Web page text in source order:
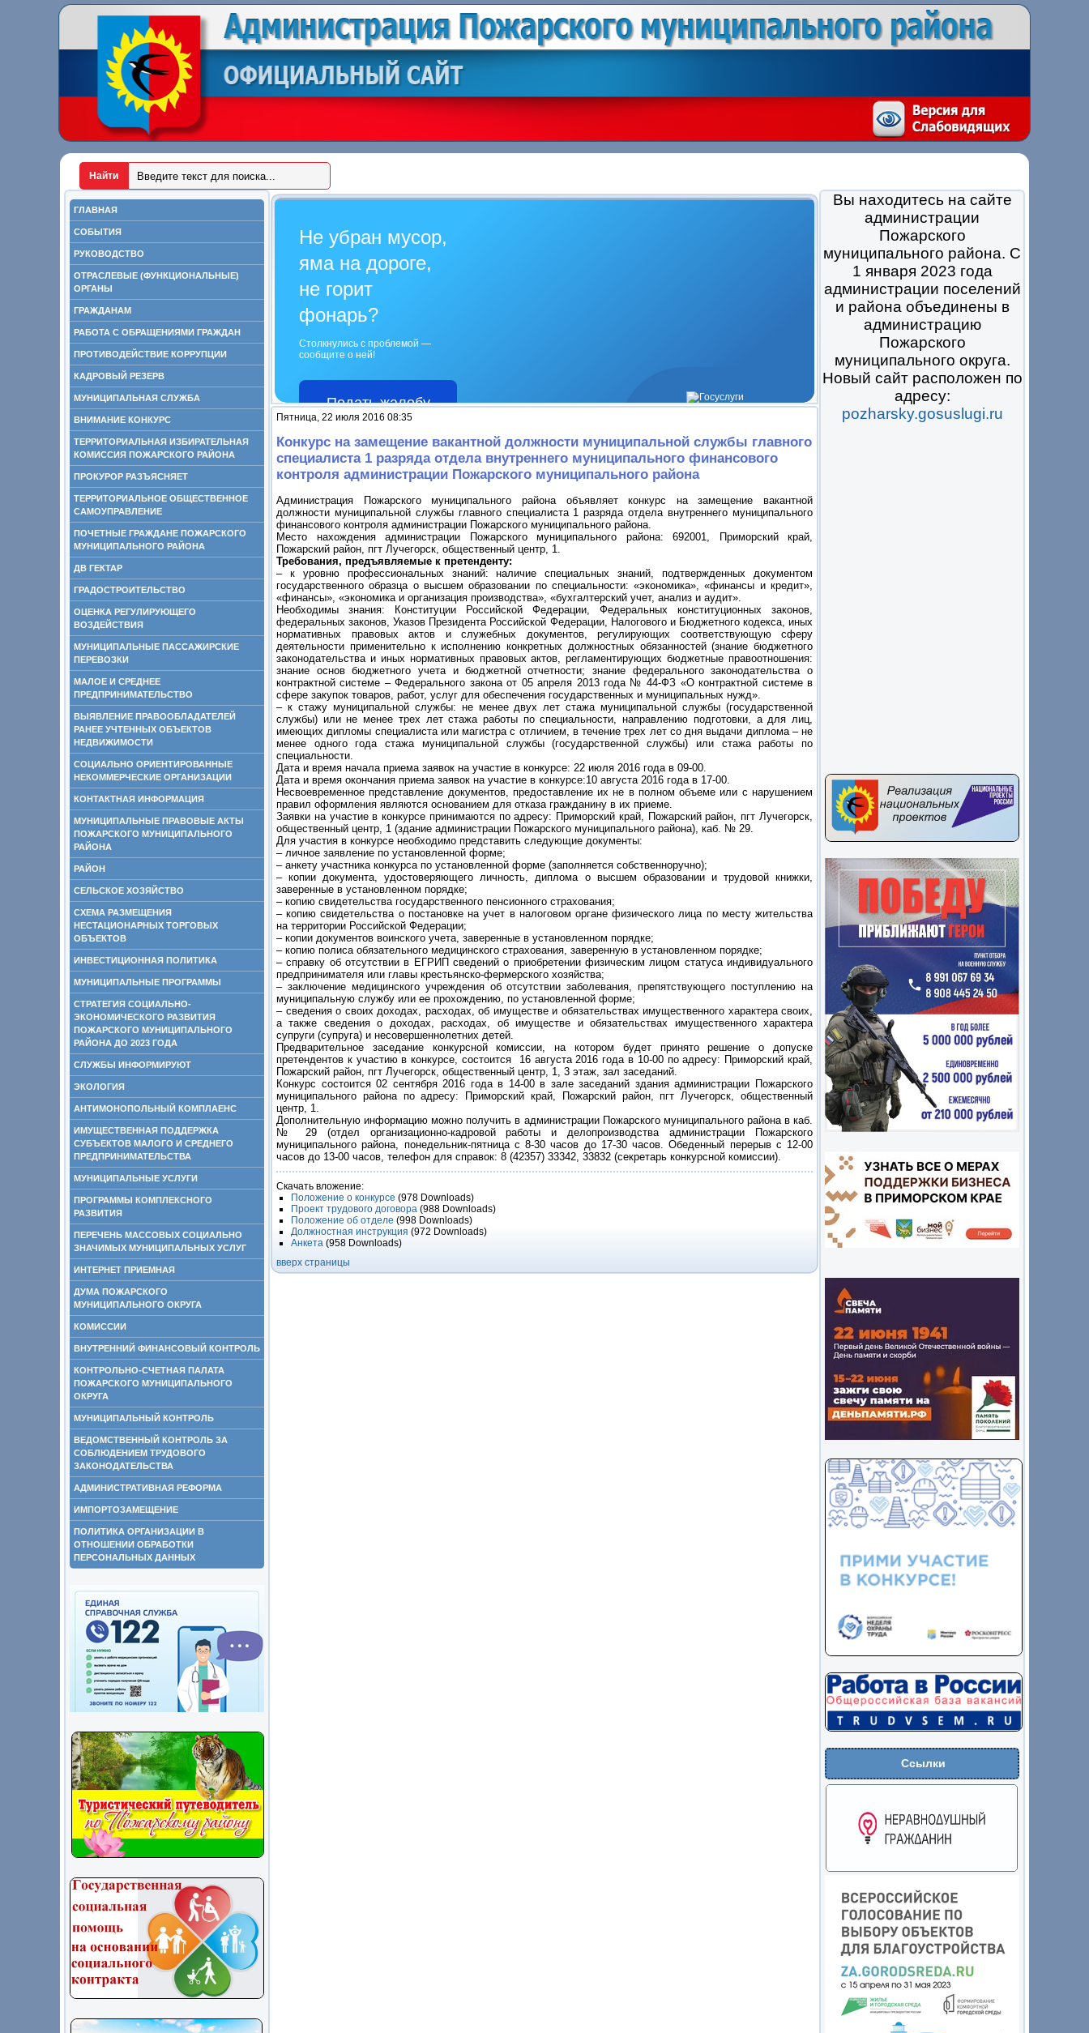
ГЛАВНАЯ
СОБЫТИЯ
РУКОВОДСТВО
ОТРАСЛЕВЫЕ (ФУНКЦИОНАЛЬНЫЕ)
ОРГАНЫ
ГРАЖДАНАМ
РАБОТА С ОБРАЩЕНИЯМИ ГРАЖДАН
ПРОТИВОДЕЙСТВИЕ КОРРУПЦИИ
КАДРОВЫЙ РЕЗЕРВ
МУНИЦИПАЛЬНАЯ СЛУЖБА
ВНИМАНИЕ КОНКУРС
ТЕРРИТОРИАЛЬНАЯ ИЗБИРАТЕЛЬНАЯ
КОМИССИЯ ПОЖАРСКОГО РАЙОНА
ПРОКУРОР РАЗЪЯСНЯЕТ
ТЕРРИТОРИАЛЬНОЕ ОБЩЕСТВЕННОЕ
САМОУПРАВЛЕНИЕ
ПОЧЕТНЫЕ ГРАЖДАНЕ ПОЖАРСКОГО
МУНИЦИПАЛЬНОГО РАЙОНА
ДВ ГЕКТАР
ГРАДОСТРОИТЕЛЬСТВО
ОЦЕНКА РЕГУЛИРУЮЩЕГО
ВОЗДЕЙСТВИЯ
МУНИЦИПАЛЬНЫЕ ПАССАЖИРСКИЕ
ПЕРЕВОЗКИ
МАЛОЕ И СРЕДНЕЕ
ПРЕДПРИНИМАТЕЛЬСТВО
ВЫЯВЛЕНИЕ ПРАВООБЛАДАТЕЛЕЙ
РАНЕЕ УЧТЕННЫХ ОБЪЕКТОВ
НЕДВИЖИМОСТИ
СОЦИАЛЬНО ОРИЕНТИРОВАННЫЕ
НЕКОММЕРЧЕСКИЕ ОРГАНИЗАЦИИ
КОНТАКТНАЯ ИНФОРМАЦИЯ
МУНИЦИПАЛЬНЫЕ ПРАВОВЫЕ АКТЫ
ПОЖАРСКОГО МУНИЦИПАЛЬНОГО
РАЙОНА
РАЙОН
СЕЛЬСКОЕ ХОЗЯЙСТВО
СХЕМА РАЗМЕЩЕНИЯ
НЕСТАЦИОНАРНЫХ ТОРГОВЫХ
ОБЪЕКТОВ
ИНВЕСТИЦИОННАЯ ПОЛИТИКА
МУНИЦИПАЛЬНЫЕ ПРОГРАММЫ
СТРАТЕГИЯ СОЦИАЛЬНО-
ЭКОНОМИЧЕСКОГО РАЗВИТИЯ
ПОЖАРСКОГО МУНИЦИПАЛЬНОГО
РАЙОНА ДО 2023 ГОДА
СЛУЖБЫ ИНФОРМИРУЮТ
ЭКОЛОГИЯ
АНТИМОНОПОЛЬНЫЙ КОМПЛАЕНС
ИМУЩЕСТВЕННАЯ ПОДДЕРЖКА
СУБЪЕКТОВ МАЛОГО И СРЕДНЕГО
ПРЕДПРИНИМАТЕЛЬСТВА
МУНИЦИПАЛЬНЫЕ УСЛУГИ
ПРОГРАММЫ КОМПЛЕКСНОГО
РАЗВИТИЯ
ПЕРЕЧЕНЬ МАССОВЫХ СОЦИАЛЬНО
ЗНАЧИМЫХ МУНИЦИПАЛЬНЫХ УСЛУГ
ИНТЕРНЕТ ПРИЕМНАЯ
ДУМА ПОЖАРСКОГО
МУНИЦИПАЛЬНОГО ОКРУГА
КОМИССИИ
ВНУТРЕННИЙ ФИНАНСОВЫЙ КОНТРОЛЬ
КОНТРОЛЬНО-СЧЕТНАЯ ПАЛАТА
ПОЖАРСКОГО МУНИЦИПАЛЬНОГО
ОКРУГА
МУНИЦИПАЛЬНЫЙ КОНТРОЛЬ
ВЕДОМСТВЕННЫЙ КОНТРОЛЬ ЗА
СОБЛЮДЕНИЕМ ТРУДОВОГО
ЗАКОНОДАТЕЛЬСТВА
АДМИНИСТРАТИВНАЯ РЕФОРМА
ИМПОРТОЗАМЕЩЕНИЕ
ПОЛИТИКА ОРГАНИЗАЦИИ В
ОТНОШЕНИИ ОБРАБОТКИ
ПЕРСОНАЛЬНЫХ ДАННЫХ
Вы находитесь на сайте
администрации
Пожарского
муниципального района. С
1 января 2023 года
администрации поселений
и района объединены в
администрацию
Пожарского
муниципального округа.
Новый сайт расположен по
адресу:
pozharsky.gosuslugi.ru
Ссылки
Не убран мусор,
яма на дороге,
не горит
фонарь?
Столкнулись с проблемой —
сообщите о ней!
Подать жалобу
Пятница, 22 июля 2016 08:35
Конкурс на замещение вакантной должности муниципальной службы главного
специалиста 1 разряда отдела внутреннего муниципального финансового
контроля администрации Пожарского муниципального района
Администрация Пожарского муниципального района объявляет конкурс на замещение вакантной
должности муниципальной службы главного специалиста 1 разряда отдела внутреннего муниципального
финансового контроля администрации Пожарского муниципального района.
Место нахождения администрации Пожарского муниципального района: 692001, Приморский край,
Пожарский район, пгт Лучегорск, общественный центр, 1.
Требования, предъявляемые к претенденту:
– к уровню профессиональных знаний: наличие специальных знаний, подтвержденных документом
государственного образца о высшем образовании по специальности: «экономика», «финансы и кредит»,
«финансы», «экономика и организация производства», «бухгалтерский учет, анализ и аудит».
Необходимы знания: Конституции Российской Федерации, Федеральных конституционных законов,
федеральных законов, Указов Президента Российской Федерации, Налогового и Бюджетного кодекса, иных
нормативных правовых актов и служебных документов, регулирующих соответствующую сферу
деятельности применительно к исполнению конкретных должностных обязанностей (знание бюджетного
законодательства и иных нормативных правовых актов, регламентирующих бюджетные правоотношения:
знание основ бюджетного учета и бюджетной отчетности; знание федерального законодательства о
контрактной системе – Федерального закона от 05 апреля 2013 года № 44-ФЗ «О контрактной системе в
сфере закупок товаров, работ, услуг для обеспечения государственных и муниципальных нужд».
– к стажу муниципальной службы: не менее двух лет стажа муниципальной службы (государственной
службы) или не менее трех лет стажа работы по специальности, направлению подготовки, а для лиц,
имеющих дипломы специалиста или магистра с отличием, в течение трех лет со дня выдачи диплома – не
менее одного года стажа муниципальной службы (государственной службы) или стажа работы по
специальности.
Дата и время начала приема заявок на участие в конкурсе: 22 июля 2016 года в 09-00.
Дата и время окончания приема заявок на участие в конкурсе:10 августа 2016 года в 17-00.
Несвоевременное представление документов, предоставление их не в полном объеме или с нарушением
правил оформления являются основанием для отказа гражданину в их приеме.
Заявки на участие в конкурсе принимаются по адресу: Приморский край, Пожарский район, пгт Лучегорск,
общественный центр, 1 (здание администрации Пожарского муниципального района), каб. № 29.
Для участия в конкурсе необходимо представить следующие документы:
– личное заявление по установленной форме;
– анкету участника конкурса по установленной форме (заполняется собственноручно);
– копии документа, удостоверяющего личность, диплома о высшем образовании и трудовой книжки,
заверенные в установленном порядке;
– копию свидетельства государственного пенсионного страхования;
– копию свидетельства о постановке на учет в налоговом органе физического лица по месту жительства
на территории Российской Федерации;
– копии документов воинского учета, заверенные в установленном порядке;
– копию полиса обязательного медицинского страхования, заверенную в установленном порядке;
– справку об отсутствии в ЕГРИП сведений о приобретении физическим лицом статуса индивидуального
предпринимателя или главы крестьянско-фермерского хозяйства;
– заключение медицинского учреждения об отсутствии заболевания, препятствующего поступлению на
муниципальную службу или ее прохождению, по установленной форме;
– сведения о своих доходах, расходах, об имуществе и обязательствах имущественного характера своих,
а также сведения о доходах, расходах, об имуществе и обязательствах имущественного характера
супруги (супруга) и несовершеннолетних детей.
Предварительное заседание конкурсной комиссии, на котором будет принято решение о допуске
претендентов к участию в конкурсе, состоится 16 августа 2016 года в 10-00 по адресу: Приморский край,
Пожарский район, пгт Лучегорск, общественный центр, 1, 3 этаж, зал заседаний.
Конкурс состоится 02 сентября 2016 года в 14-00 в зале заседаний здания администрации Пожарского
муниципального района по адресу: Приморский край, Пожарский район, пгт Лучегорск, общественный
центр, 1.
Дополнительную информацию можно получить в администрации Пожарского муниципального района в каб.
№ 29 (отдел организационно-кадровой работы и делопроизводства администрации Пожарского
муниципального района, понедельник-пятница с 8-30 часов до 17-30 часов. Обеденный перерыв с 12-00
часов до 13-00 часов, телефон для справок: 8 (42357) 33342, 33832 (секретарь конкурсной комиссии).
Скачать вложение:
Положение о конкурсе (978 Downloads)
Проект трудового договора (988 Downloads)
Положение об отделе (998 Downloads)
Должностная инструкция (972 Downloads)
Анкета (958 Downloads)
вверх страницы